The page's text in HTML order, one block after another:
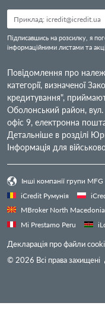
Підписавшись на розсилку, я
інформаційними листами та
Повідомлення про
категорії, визначеної
кредитування",
Оболонський район,
офіс 9, електронна
Детальніше в розділі
Інформація для
Інші компанії групи MFG
iCredit Румунія
MBroker North Macedonia
Mi Prestamo Peru
Декларація про файли
© 2026 Всі права захищені